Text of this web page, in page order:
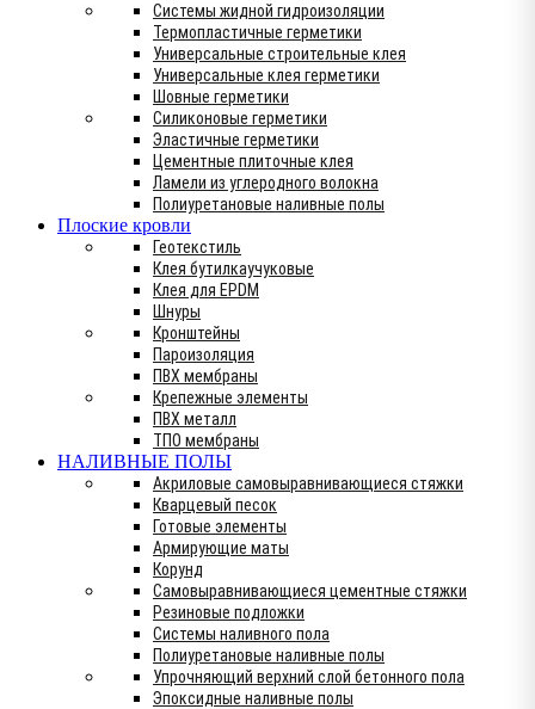
Системы жидной гидроизоляции
Термопластичные герметики
Универсальные строительные клея
Универсальные клея герметики
Шовные герметики
Силиконовые герметики
Эластичные герметики
Цементные плиточные клея
Ламели из углеродного волокна
Полиуретановые наливные полы
Плоские кровли
Геотекстиль
Клея бутилкаучуковые
Клея для EPDM
Шнуры
Кронштейны
Пароизоляция
ПВХ мембраны
Крепежные элементы
ПВХ металл
ТПО мембраны
НАЛИВНЫЕ ПОЛЫ
Акриловые самовыравнивающиеся стяжки
Кварцевый песок
Готовые элементы
Армирующие маты
Корунд
Самовыравнивающиеся цементные стяжки
Резиновые подложки
Системы наливного пола
Полиуретановые наливные полы
Упрочняющий верхний слой бетонного пола
Эпоксидные наливные полы